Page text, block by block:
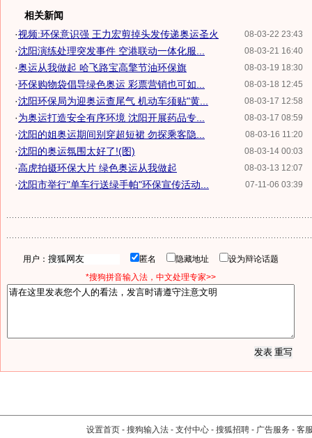
相关新闻
08-03-22 23:43
·视频:环保意识强 王力宏剪掉头发传递奥运圣火
08-03-21 16:40
·沈阳演练处理突发事件 空港联动一体化服...
08-03-19 18:30
·奥运从我做起 哈飞路宝高擎节油环保旗
08-03-18 12:45
·环保购物袋倡导绿色奥运 彩票营销也可如...
08-03-17 12:58
·沈阳环保局为迎奥运查尾气 机动车须贴"黄...
08-03-17 08:59
·为奥运打造安全有序环境 沈阳开展药品专...
08-03-16 11:20
·沈阳的姐奥运期间别穿超短裙 勿探乘客隐...
08-03-14 00:03
·沈阳的奥运氛围太好了!(图)
08-03-13 12:07
·高虎拍摄环保大片 绿色奥运从我做起
07-11-06 03:39
·沈阳市举行"单车行送绿手帕"环保宣传活动...
用户： 匿名 隐藏地址
设为辩论话题
*搜狗拼音输入法，中文处理专家>>
设置首页 - 搜狗输入法 - 支付中心 - 搜狐招聘 - 广告服务 - 客